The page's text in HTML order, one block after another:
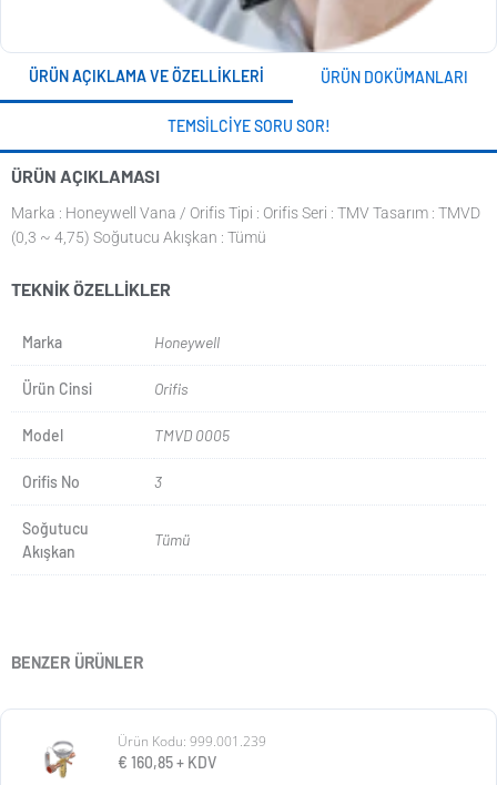
ÜRÜN AÇIKLAMA VE ÖZELLIKLERI ÜRÜN DOKÜMANLARI
TEMSILCIYE SORU SOR!
ÜRÜN AÇIKLAMASI
Marka : Honeywell Vana / Orifis Tipi : Orifis Seri : TMV Tasarım : TMVD
(0,3 ~ 4,75) Soğutucu Akışkan : Tümü
TEKNIK ÖZELLIKLER
Marka Honeywell
Ürün Cinsi Orifis
Model TMVD 0005
Orifis No 3
Soğutucu
Akışkan
Tümü
BENZER ÜRÜNLER
Ürün Kodu: 999.001.239
€ 160,85+ KDV